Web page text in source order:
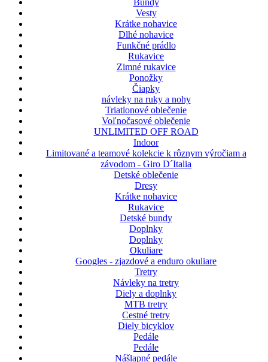
Bundy
Vesty
Krátke nohavice
Dlhé nohavice
Funkčné prádlo
Rukavice
Zimné rukavice
Ponožky
Čiapky
návleky na ruky a nohy
Triatlonové oblečenie
Voľnočasové oblečenie
UNLIMITED OFF ROAD
Indoor
Limitované a teamové kolekcie k rôznym výročiam a
závodom - Giro D´Italia
Detské oblečenie
Dresy
Krátke nohavice
Rukavice
Detské bundy
Doplnky
Doplnky
Okuliare
Googles - zjazdové a enduro okuliare
Tretry
Návleky na tretry
Diely a doplnky
MTB tretry
Cestné tretry
Diely bicyklov
Pedále
Pedále
Nášlapné pedále